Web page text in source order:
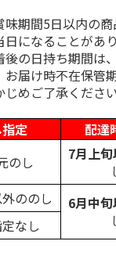
期間5日以内の
日になることがあ
の日持ち期間は
お届け時不在保管
めご了承ください
定
配達
のし
7月上
ののし 6月中
なし